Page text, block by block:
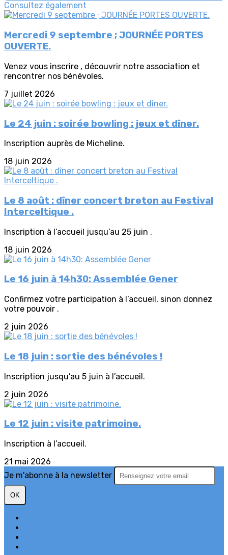
Consultez également
Mercredi 9 septembre ; JOURNÉE PORTES
OUVERTE.
Venez vous inscrire , découvrir notre association et
rencontrer nos bénévoles.
7 juillet 2026
Le 24 juin : soirée bowling : jeux et dîner.
Inscription auprès de Micheline.
18 juin 2026
Le 8 août : dîner concert breton au Festival
Interceltique .
Inscription à l’accueil jusqu’au 25 juin .
18 juin 2026
Le 16 juin à 14h30: Assemblée Gener
Confirmez votre participation à l’accueil, sinon donnez
votre pouvoir .
2 juin 2026
Le 18 juin : sortie des bénévoles !
Inscription jusqu’au 5 juin à l’accueil.
2 juin 2026
Le 12 juin : visite patrimoine.
Inscription à l’accueil.
21 mai 2026
Je m'abonne à la newsletter
OK